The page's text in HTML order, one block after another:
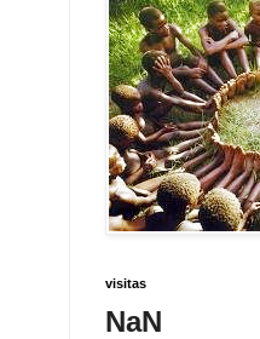
visitas
NaN